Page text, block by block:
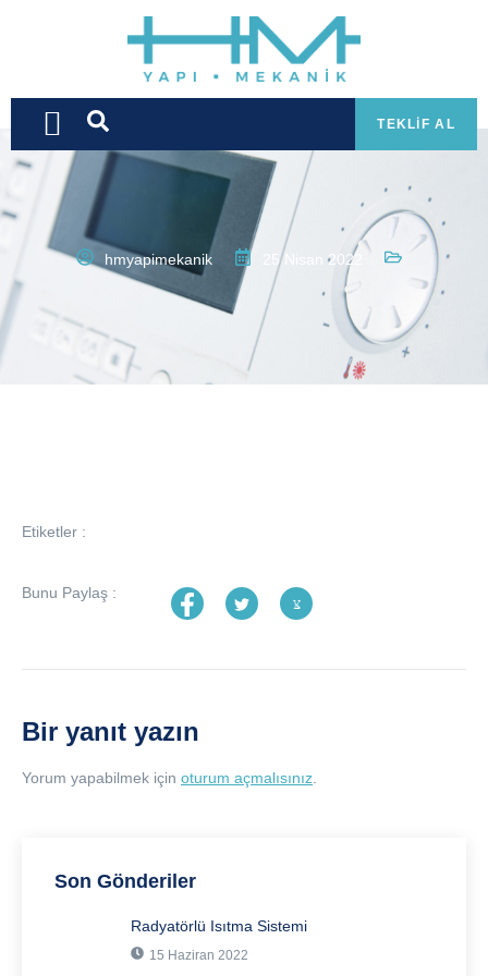
TEKLIF AL
hmyapimekanik 25 Nisan 2022
Etiketler :
Bunu Paylaş :
Bir yanıt yazın
Yorum yapabilmek için oturum açmalısınız
Son Gönderiler
Radyatörlü Isıtma Sistemi
15 Haziran 2022